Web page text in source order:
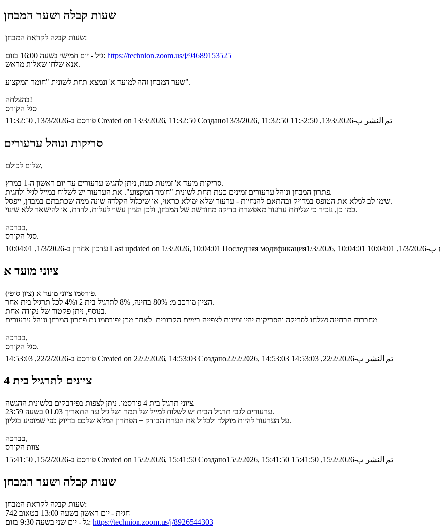
שעות קבלה ושער המבחן
שעות קבלה לקראת המבחן:
גיל - יום חמישי בשעה 16:00 בזום: https://technion.zoom.us/j/94689153525
אנא שלחו שאלות מראש.
שער המבחן זהה למועד א' ונמצא תחת לשונית "חומר המקצוע".
בהצלחה!
סגל הקורס
פורסם ב-13/3/2026, 11:32:50 Created on 13/3/2026, 11:32:50 Создано13/3/2026, 11:32:50 تم النشر ب-13/3/2026, 11:32:50
סריקות ונוהל ערעורים
שלום לכולם,
סריקות מועד א' זמינות כעת, ניתן להגיש ערעורים עד יום ראשון ה-1 במרץ.
פתרון המבחן ונוהל ערעורים זמינים כעת תחת לשונית "חומר המקצוע". את הערעור יש לשלוח במייל לגיל ולחגית.
שימו לב למלא את הטופס במדויק ובהתאם להנחיות - ערעור שלא ימולא כראוי, או שיכלול הקלדה שונה ממה שכתבתם במבחן, ייפסל.
כמו כן, נזכיר כי שליחת ערעור מאפשרת בדיקה מחודשת של המבחן, ולכן הציון עשוי לעלות, לרדת, או להישאר ללא שינוי.
בברכה,
סגל הקורס.
עדכון אחרון ב-1/3/2026, 10:04:01 Last updated on 1/3/2026, 10:04:01 Последняя модификация1/3/2026, 10:04:01
ציוני מועד א
פורסמו ציוני מועד א (ציון סופי).
הציון מורכב מ: 80% בחינה, 8% לתרגיל בית 2 ו4% לכל תרגיל בית אחר.
בנוסף, ניתן פקטור של נקודה אחת.
מחברות הבחינה נשלחו לסריקה והסריקות יהיו זמינות לצפייה בימים הקרובים. לאחר מכן יפורסמו גם פתרון המבחן ונוהל ערעורים.
בברכה,
סגל הקורס.
פורסם ב-22/2/2026, 14:53:03 Created on 22/2/2026, 14:53:03 Создано22/2/2026, 14:53:03 تم النشر ب-22/2/2026, 14:53:03
ציונים לתרגיל בית 4
ציוני תרגיל בית 4 פורסמו. ניתן לצפות בפידבקים בלשונית ההגשה.
ערעורים לגבי תרגיל הבית יש לשלוח למייל של תמר ושל גיל עד התאריך 01.03 בשעה 23:59.
על הערעור להיות מוקלד ולכלול את הערת הבודק + הפתרון המלא שלכם בדיוק כפי שמופיע בגליון.
בברכה,
צוות הקורס
פורסם ב-15/2/2026, 15:41:50 Created on 15/2/2026, 15:41:50 Создано15/2/2026, 15:41:50 تم النشر ب-15/2/2026, 15:41:50
שעות קבלה ושער המבחן
שעות קבלה לקראת המבחן:
חגית - יום ראשון בשעה 13:00 בטאוב 742
גל - יום שני בשעה 9:30 בזום: https://technion.zoom.us/j/8926544303